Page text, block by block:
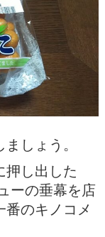
しょう。
押し出した
ーの垂幕を店
のキノコメ